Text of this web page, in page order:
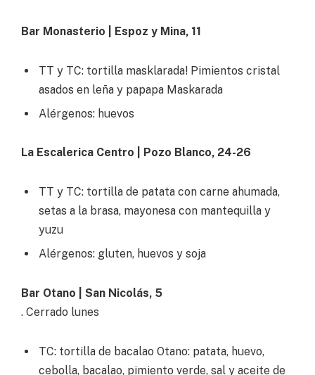
Bar Monasterio | Espoz y Mina, 11
TT y TC: tortilla masklarada! Pimientos cristal
asados en leña y papapa Maskarada
Alérgenos: huevos
La Escalerica Centro | Pozo Blanco, 24-26
TT y TC: tortilla de patata con carne ahumada,
setas a la brasa, mayonesa con mantequilla y
yuzu
Alérgenos: gluten, huevos y soja
Bar Otano | San Nicolás, 5
. Cerrado lunes
TC: tortilla de bacalao Otano: patata, huevo,
cebolla, bacalao, pimiento verde, sal y aceite de